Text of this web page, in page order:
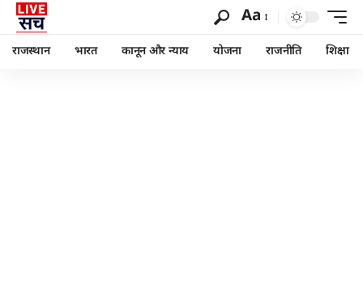
Aa
राजस्थान भारत कानून और न्याय योजना राजनीति शिक्षा